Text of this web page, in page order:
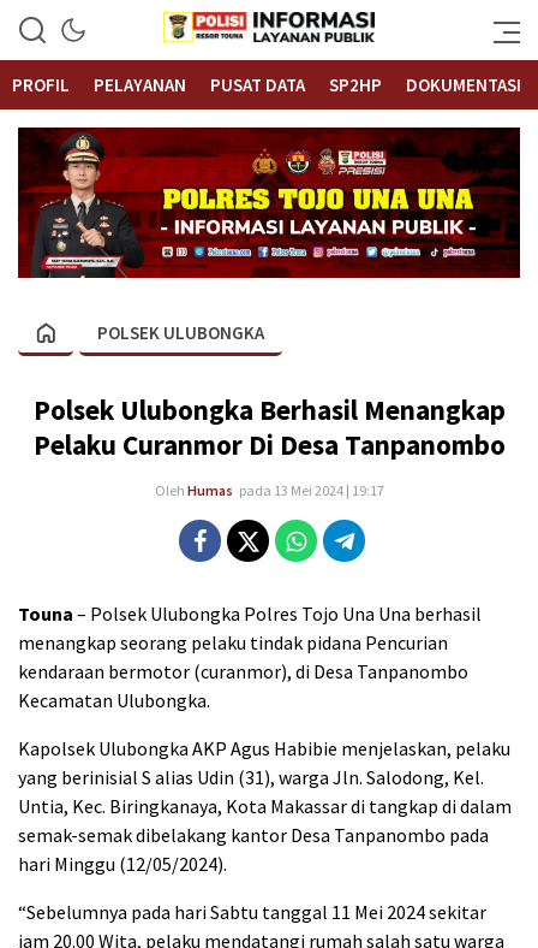
Polrestouna.com
Informasi Layanan Publik
PROFIL
PELAYANAN PUSAT DATA SP2HP DOKUMENTASI
POLSEK ULUBONGKA
Polsek Ulubongka Berhasil Menangkap
Pelaku Curanmor Di Desa Tanpanombo
Oleh Humas pada 13 Mei 2024 | 19:17
Touna – Polsek Ulubongka Polres Tojo Una Una berhasil
menangkap seorang pelaku tindak pidana Pencurian
kendaraan bermotor (curanmor), di Desa Tanpanombo
Kecamatan Ulubongka.
Kapolsek Ulubongka AKP Agus Habibie menjelaskan, pelaku
yang berinisial S alias Udin (31), warga Jln. Salodong, Kel.
Untia, Kec. Biringkanaya, Kota Makassar di tangkap di dalam
semak-semak dibelakang kantor Desa Tanpanombo pada
hari Minggu (12/05/2024).
“Sebelumnya pada hari Sabtu tanggal 11 Mei 2024 sekitar
jam 20.00 Wita, pelaku mendatangi rumah salah satu warga